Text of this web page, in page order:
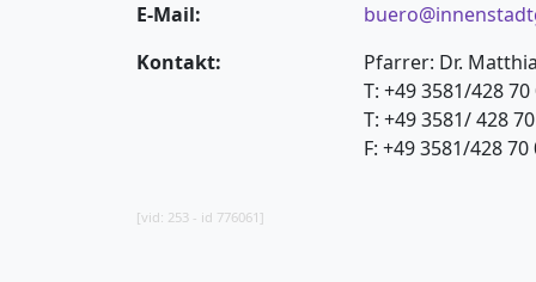
E-Mail:
Kontakt:
Pfarrer: Dr.
T: +49 3581/428
T: +49 3581/ 428
F: +49 3581/428 70
[vid: 253 - id 776061]